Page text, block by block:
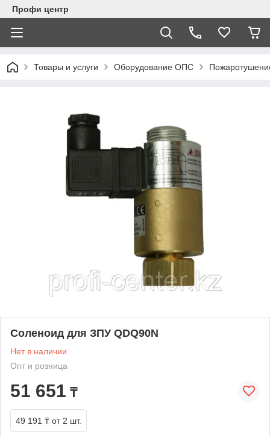
Профи центр
Товары и услуги Оборудование ОПС
Соленоид для ЗПУ QDQ90N
Нет в наличии
Опт и розница
51 651 ₸
49 191 ₸ от 2 шт.